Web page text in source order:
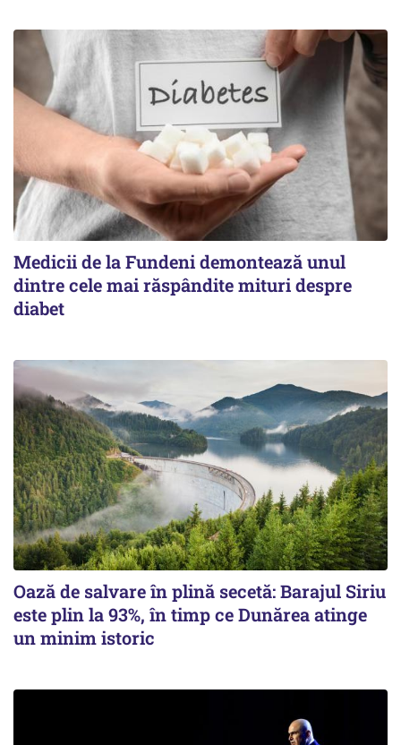
Medicii de la Fundeni demontează unul
dintre cele mai răspândite mituri despre
diabet
Oază de salvare în plină secetă: Barajul Siriu
este plin la 93%, în timp ce Dunărea atinge
un minim istoric